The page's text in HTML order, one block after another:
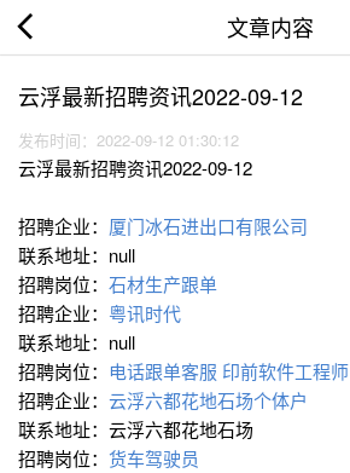
文章内容
云浮最新招聘资讯2022-09-12
发布时间：2022-09-12 01:30:12
云浮最新招聘资讯2022-09-12
招聘企业： 厦门冰石进出口有限公司
联系地址：null
招聘岗位： 石材生产跟单
招聘企业： 粤讯时代
联系地址：null
招聘岗位： 电话跟单客服 印前软件工程师
招聘企业： 云浮六都花地石场个体户
联系地址：云浮六都花地石场
招聘岗位： 货车驾驶员